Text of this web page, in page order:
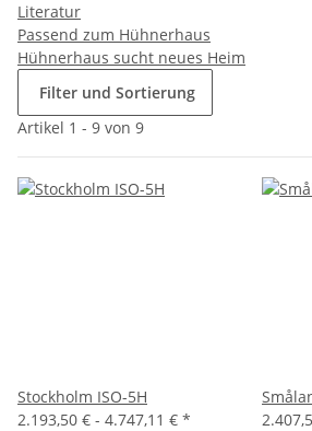
Literatur
Passend zum Hühnerhaus
Hühnerhaus sucht neues Heim
Filter und Sortierung
Artikel 1 - 9 von 9
Stockholm ISO-5H
2.193,50 € - 4.747,11 € *